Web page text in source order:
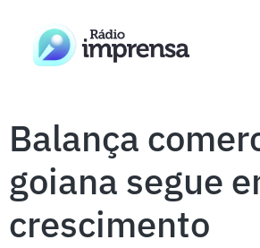
Balança
goiana segue
crescimento